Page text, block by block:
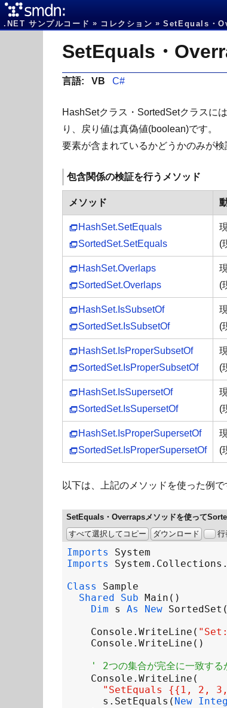
.NET サンプルコード コレクション SetEquals・
言語: VB C#
HashSetクラス・SortedSetクラスに
り、戻り値は真偽値(boolean)です
要素が含まれているかどうかのみが検
包含関係の検証を行うメソッド
メソッド
HashSet.SetEquals
SortedSet.SetEquals
(
HashSet.Overlaps
SortedSet.Overlaps
(
HashSet.IsSubsetOf
SortedSet.IsSubsetOf
(
HashSet.IsProperSubsetOf
SortedSet.IsProperSubsetOf
(
HashSet.IsSupersetOf
SortedSet.IsSupersetOf
(
HashSet.IsProperSupersetOf
SortedSet.IsProperSupersetOf
(
以下は、上記のメソッドを使った例
SetEquals・Overrapsメソッドを使って
すべて選択してコピー
ダウンロード 行
Imports
System
Imports
System . Collections .
Class
Sample
Shared
Sub Main
Dim
s As New SortedSet (
Console . WriteLine (
Console . WriteLine
' 2つの集合が完全に一致す
Console . WriteLine
"SetEquals {{1, 2,
s . SetEquals ( New